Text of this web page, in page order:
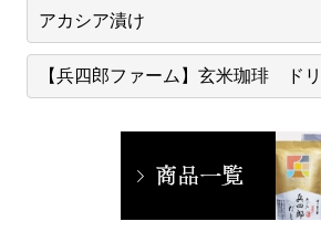
アカシア漬け
【兵四郎ファーム】玄米珈琲 ド